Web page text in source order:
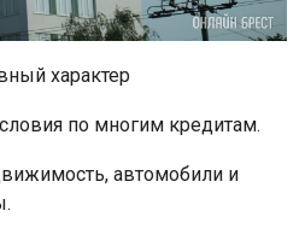
характер
по многим кредитам.
автомобили и